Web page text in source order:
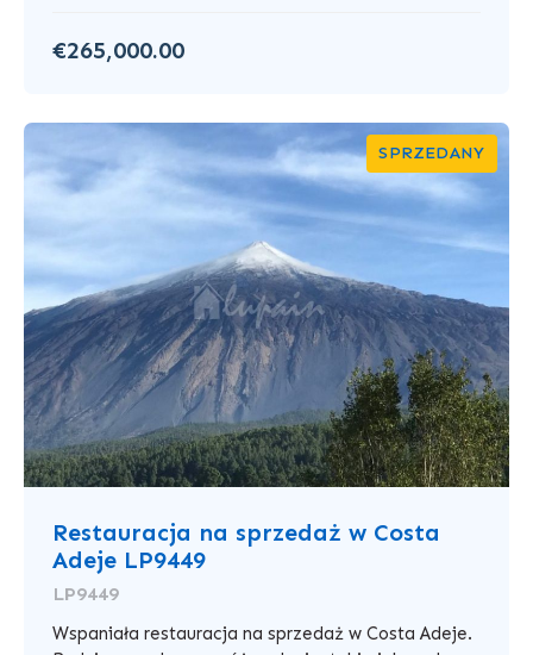
€265,000.00
SPRZEDANY
Restauracja na sprzedaż w Costa
Adeje LP9449
LP9449
Wspaniała restauracja na sprzedaż w Costa Adeje.